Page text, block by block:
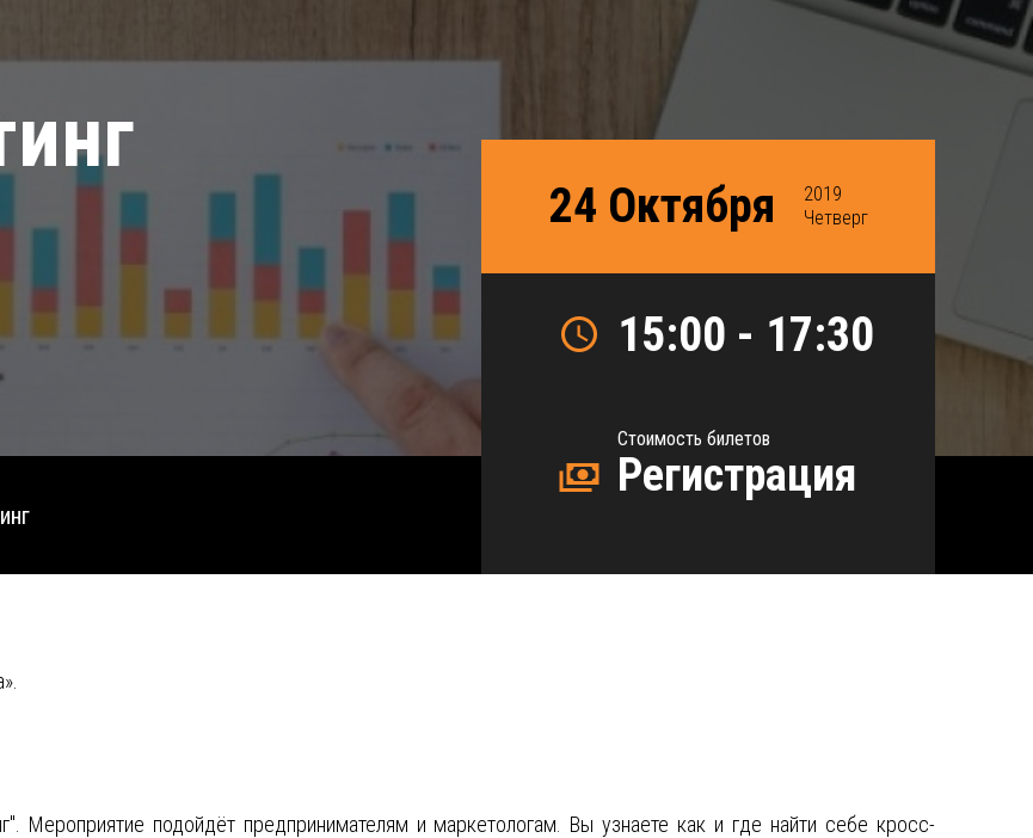
24 Октября
2019
Четверг
15:00 - 17:30
Стоимость билетов
Регистрация
Мероприятие подойдёт предпринимателям и маркетологам. Вы узнаете как и где найти себе кросс-